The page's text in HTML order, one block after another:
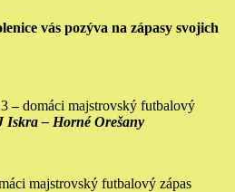
vás pozýva na zápasy svojich
–domáci majstrovský futbalový
Iskra – Horné Orešany
majstrovský futbalový zápas